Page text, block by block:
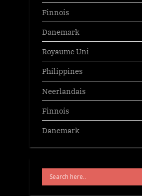
Finnois
Danemark
Royaume Uni
Philippines
Neerlandais
Finnois
Danemark